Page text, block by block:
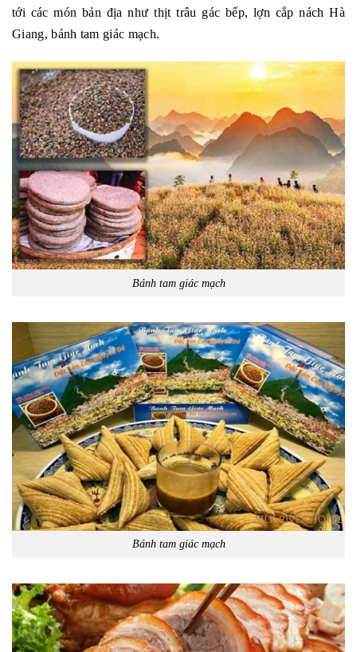
tới các món bản địa như thịt trâu gác bếp, lợn cắp nách Hà
Giang, bánh tam giác mạch.
Bánh tam giác mạch
Bánh tam giác mạch